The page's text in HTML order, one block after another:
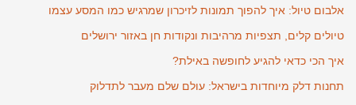
אלבום טיול: איך להפוך תמונות לזיכרון שמרגיש כמו המסע עצמו
טיולים קלים, תצפיות מרהיבות ונקודות חן באזור ירושלים
איך הכי כדאי להגיע לחופשה באילת?
תחנות דלק מיוחדות בישראל: עולם שלם מעבר לתדלוק